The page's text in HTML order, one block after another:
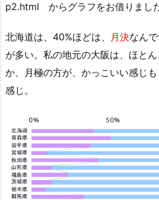
p2.html からグラフをお借りました
北海道は、40%ほどは、 月決なんで
が多い。私の地元の大阪は、ほと
か、月極の方が、かっこいい感じ
感じ。